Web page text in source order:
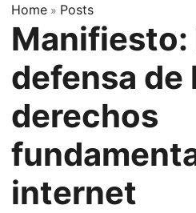
Home » Posts
Manifiesto:
defensa de
derechos
internet